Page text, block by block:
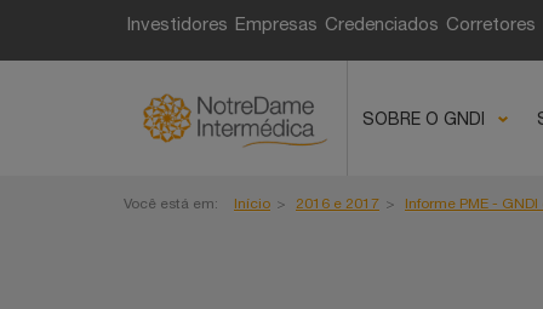
Investidores Empresas Credenciados Corretores
SOBRE O GNDI
Você está em: Início 2016 e 2017 Informe PME -
Fique por dentro de
e você, corretor!